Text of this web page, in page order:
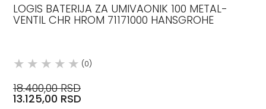
LOGIS BATERIJA ZA UMIVAONIK 100 METAL-
VENTIL CHR HROM 71171000 HANSGROHE
(0)
18.400,00 RSD
13.125,00 RSD